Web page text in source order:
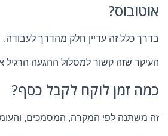
אוטובוס?
בדרך כלל זה עדיין חלק מהדרך לעבודה.
העיקר שזה קשור למסלול ההגעה הרגיל
כמה זמן לוקח לקבל כסף?
זה משתנה לפי המקרה, המסמכים,